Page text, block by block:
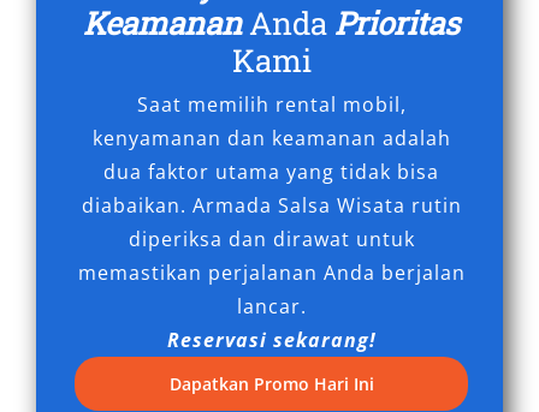
KeamananAnda Prioritas
Kami
Saat memilih rental mobil,
kenyamanan dan keamanan adalah
dua faktor utama yang tidak bisa
diabaikan. Armada Salsa Wisata rutin
diperiksa dan dirawat untuk
memastikan perjalanan Anda berjalan
lancar.
Reservasi sekarang!
Dapatkan Promo Hari Ini